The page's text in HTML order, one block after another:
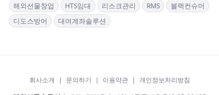
해외선물창업 HTS임대 리스크관리 RMS
블랙컨슈머
디도스방어
대여계좌솔루션
회사소개 | 문의하기 | 이용약관 | 개인정보처리방침